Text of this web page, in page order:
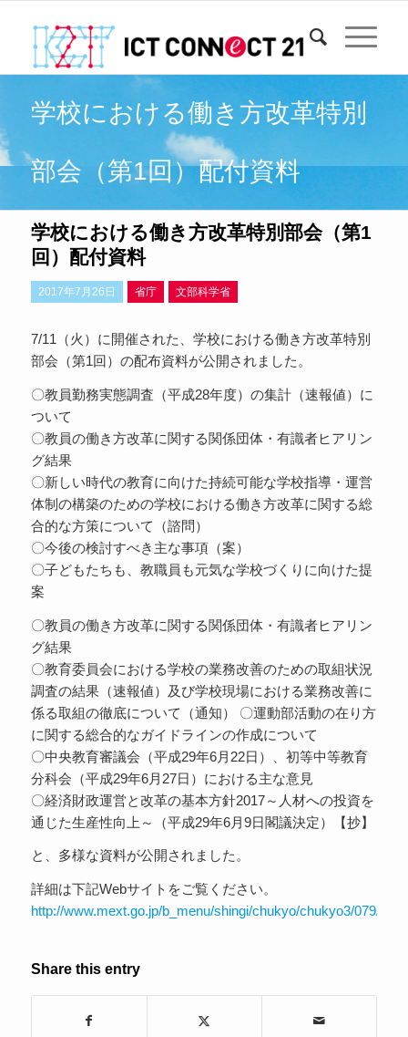
学校における働き方改革特別
部会（第1回）配付資料
学校における働き方改革特別部会（第1
回）配付資料
2017年7月26日 省庁 文部科学省
7/11（火）に開催された、学校における働き方改革特別
部会（第1回）の配布資料が公開されました。
〇教員勤務実態調査（平成28年度）の集計（速報値）に
ついて
〇教員の働き方改革に関する関係団体・有識者ヒアリン
グ結果
〇新しい時代の教育に向けた持続可能な学校指導・運営
体制の構築のための学校における働き方改革に関する総
合的な方策について（諮問）
〇今後の検討すべき主な事項（案）
〇子どもたちも、教職員も元気な学校づくりに向けた提
案
〇教員の働き方改革に関する関係団体・有識者ヒアリン
グ結果
〇教育委員会における学校の業務改善のための取組状況
調査の結果（速報値）及び学校現場における業務改善に
係る取組の徹底について（通知） 〇運動部活動の在り方
に関する総合的なガイドラインの作成について
〇中央教育審議会（平成29年6月22日）、初等中等教育
分科会（平成29年6月27日）における主な意見
〇経済財政運営と改革の基本方針2017～人材への投資を
通じた生産性向上～（平成29年6月9日閣議決定）【抄】
と、多様な資料が公開されました。
詳細は下記Webサイトをご覧ください。
http://www.mext.go.jp/b_menu/shingi/chukyo/chukyo3/079/
Share this entry